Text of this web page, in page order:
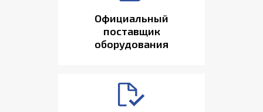
Официальный
поставщик
оборудования